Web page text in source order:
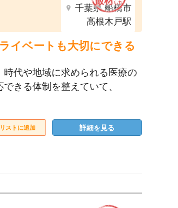
千葉県 船橋市
高根木戸駅
イベートも大切にできる
代や地域に求められる医療の
きる体制を整えていて、
ストに追加 詳細を見る